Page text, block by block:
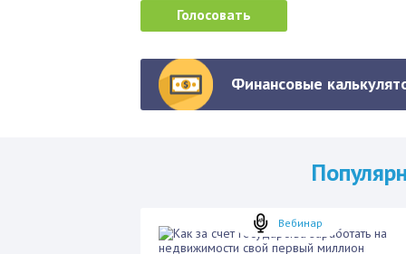
Финансовые
Вебинар